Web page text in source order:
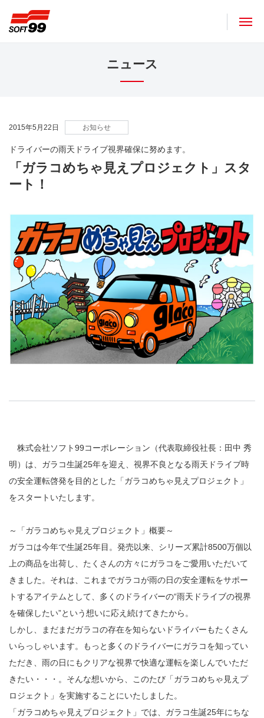
ニュース
2015年5月22日 お知らせ
ドライバーの雨天ドライブ視界確保に努めます。
「ガラコめちゃ見えプロジェクト」スタ
ート！
株式会社ソフト99コーポレーション（代表取締役社長：田中 秀
明）は、ガラコ生誕25年を迎え、視界不良となる雨天ドライブ時
の安全運転啓発を目的とした「ガラコめちゃ見えプロジェクト」
をスタートいたします。
～「ガラコめちゃ見えプロジェクト」概要～
ガラコは今年で生誕25年目。発売以来、シリーズ累計8500万個以
上の商品を出荷し、たくさんの方々にガラコをご愛用いただいて
きました。それは、これまでガラコが雨の日の安全運転をサポー
トするアイテムとして、多くのドライバーの“雨天ドライブの視界
を確保したい”という想いに応え続けてきたから。
しかし、まだまだガラコの存在を知らないドライバーもたくさん
いらっしゃいます。もっと多くのドライバーにガラコを知ってい
ただき、雨の日にもクリアな視界で快適な運転を楽しんでいただ
きたい・・・。そんな想いから、このたび「ガラコめちゃ見えプ
ロジェクト」を実施することにいたしました。
「ガラコめちゃ見えプロジェクト」では、ガラコ生誕25年にちな